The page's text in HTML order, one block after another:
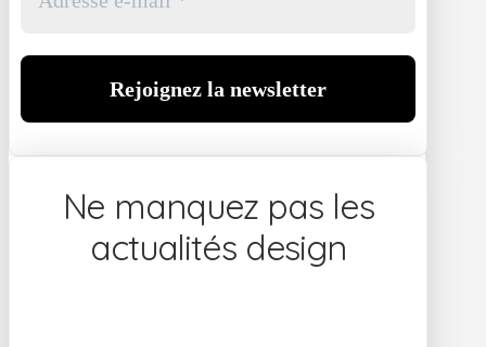
Ne manquez pas les
actualités design